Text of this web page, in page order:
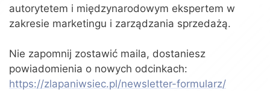
autorytetem i międzynarodowym ekspertem w
zakresie marketingu i zarządzania sprzedażą.
Nie zapomnij zostawić maila, dostaniesz
powiadomienia o nowych odcinkach:
https://zlapaniwsiec.pl/newsletter-formularz/